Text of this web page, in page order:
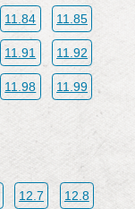
11.84 11.85
11.91 11.92
11.98 11.99
12.7 12.8